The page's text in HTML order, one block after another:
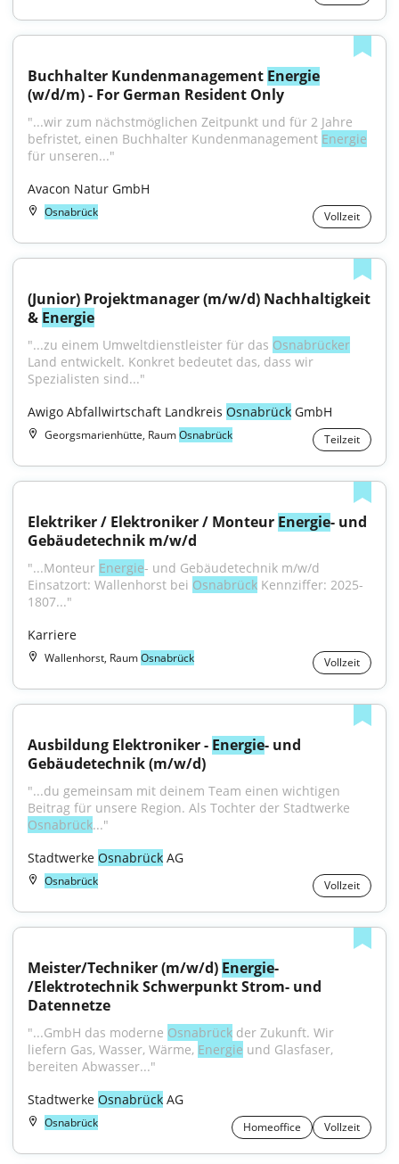
Buchhalter Kundenmanagement Energie
(w/d/m) - For German Resident Only
"...wir zum nächstmöglichen Zeitpunkt und für 2 Jahre
befristet, einen Buchhalter Kundenmanagement Energie
für unseren..."
Avacon Natur GmbH
Osnabrück Vollzeit
(Junior) Projektmanager (m/w/d) Nachhaltigkeit
& Energie
"...zu einem Umweltdienstleister für das Osnabrücker
Land entwickelt. Konkret bedeutet das, dass wir
Spezialisten sind..."
Awigo Abfallwirtschaft Landkreis Osnabrück GmbH
Georgsmarienhütte, RaumOsnabrück Teilzeit
Elektriker / Elektroniker / Monteur Energie- und
Gebäudetechnik m/w/d
"...Monteur Energie- und Gebäudetechnik m/w/d
Einsatzort: Wallenhorst bei Osnabrück Kennziffer: 2025-
1807..."
Karriere
Wallenhorst, RaumOsnabrück Vollzeit
Ausbildung Elektroniker - Energie- und
Gebäudetechnik (m/w/d)
"...du gemeinsam mit deinem Team einen wichtigen
Osnabrück..."
Stadtwerke Osnabrück AG
Osnabrück Vollzeit
Meister/Techniker (m/w/d) Energie-
/Elektrotechnik Schwerpunkt Strom- und
Datennetze
"...GmbH das moderne Osnabrück der Zukunft. Wir
liefern Gas, Wasser, Wärme, Energie und Glasfaser,
bereiten Abwasser..."
Stadtwerke Osnabrück AG
Osnabrück Homeoffice Vollzeit